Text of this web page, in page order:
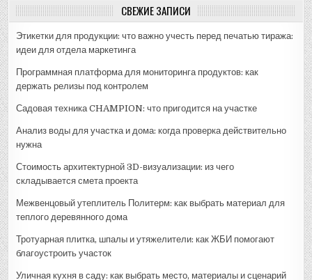
СВЕЖИЕ ЗАПИСИ
Этикетки для продукции: что важно учесть перед печатью тиража:
идеи для отдела маркетинга
Программная платформа для мониторинга продуктов: как
держать релизы под контролем
Садовая техника CHAMPION: что пригодится на участке
Анализ воды для участка и дома: когда проверка действительно
нужна
Стоимость архитектурной 3D-визуализации: из чего
складывается смета проекта
Межвенцовый утеплитель Политерм: как выбрать материал для
теплого деревянного дома
Тротуарная плитка, шпалы и утяжелители: как ЖБИ помогают
благоустроить участок
Уличная кухня в саду: как выбрать место, материалы и сценарий